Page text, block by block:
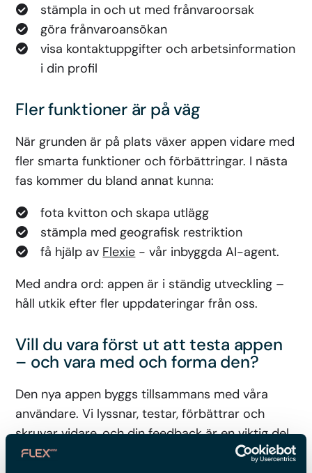
stämpla in och ut med frånvaroorsak
göra frånvaroansökan
visa kontaktuppgifter och arbetsinformation
i din profil
Fler funktioner är på väg
När grunden är på plats växer appen vidare med
fler smarta funktioner och förbättringar. I nästa
fas kommer du bland annat kunna:
fota kvitton och skapa utlägg
stämpla med geografisk restriktion
få hjälp av Flexie - vår inbyggda AI-agent.
Med andra ord: appen är i ständig utveckling –
håll utkik efter fler uppdateringar från oss.
Vill du vara först ut att testa appen
– och vara med och forma den?
Den nya appen byggs tillsammans med våra
användare. Vi lyssnar, testar, förbättrar och
skruvar vidare, och din feedback är en viktig del
av det arbetet.